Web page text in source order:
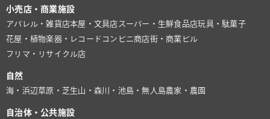
小売店・商業施設
アパレル・雑貨店本屋・文具店 スーパー・生鮮食品店玩具・駄菓子
花屋・植物楽器・レコード コンビニ商店街・商業ビル
フリマ・リサイクル店
自然
海・浜辺草原・芝生山・森川・池島・無人島農家・農園
自治体・公共施設